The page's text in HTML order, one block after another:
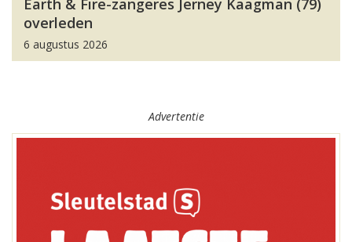
Earth & Fire-zangeres Jerney Kaagman (79)
overleden
6 augustus 2026
Advertentie